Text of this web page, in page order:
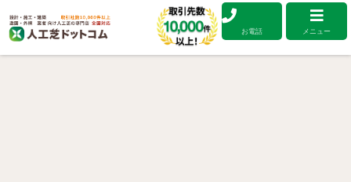
お電話 メニュー